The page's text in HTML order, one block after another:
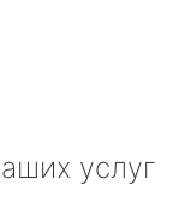
услуг